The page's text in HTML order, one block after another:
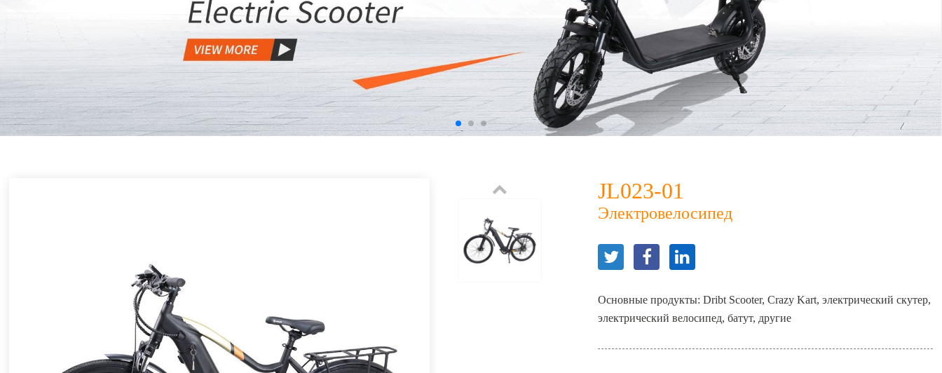
JL023-01
Электровелосипед
Основные продукты: Dribt Scooter, Crazy Kart, электрический скутер,
электрический велосипед, батут, другие